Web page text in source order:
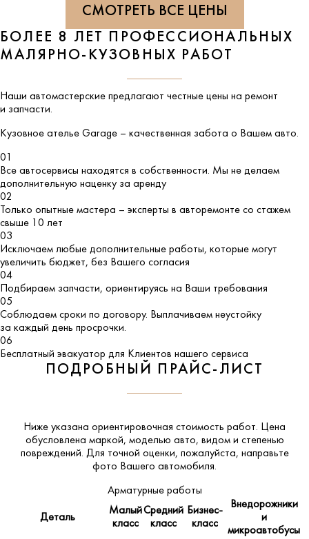
СМОТРЕТЬ ВСЕ ЦЕНЫ
БОЛЕЕ 8 ЛЕТ ПРОФЕССИОНАЛЬНЫХ
МАЛЯРНО-КУЗОВНЫХ РАБОТ
Наши автомастерские предлагают честные цены на ремонт
и запчасти.
Кузовное ателье Garage – качественная забота о Вашем авто.
01
Все автосервисы находятся в собственности. Мы не делаем
дополнительную наценку за аренду
02
Только опытные мастера – эксперты в авторемонте со стажем
свыше 10 лет
03
Исключаем любые дополнительные работы, которые могут
увеличить бюджет, без Вашего согласия
04
Подбираем запчасти, ориентируясь на Ваши требования
05
Соблюдаем сроки по договору. Выплачиваем неустойку
за каждый день просрочки.
06
Бесплатный эвакуатор для Клиентов нашего сервиса
ПОДРОБНЫЙ ПРАЙС-ЛИСТ
Ниже указана ориентировочная стоимость работ. Цена
обусловлена маркой, моделью авто, видом и степенью
повреждений. Для точной оценки, пожалуйста, направьте
фото Вашего автомобиля.
Арматурные работы
Деталь
Малый
класс
Средний
класс
Бизнес-
класс
Внедорожники
и
микроавтобусы